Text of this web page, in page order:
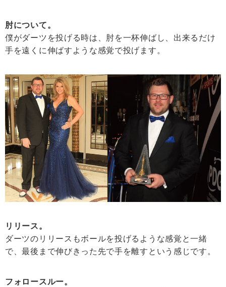
肘について。
僕がダーツを投げる時は、肘を一杯伸ばし、出来るだけ
手を遠くに伸ばすような感覚で投げます。
リリース。
ダーツのリリースもボールを投げるような感覚と一緒
で、最後まで伸びきった先で手を離すという感じです。
フォロースルー。